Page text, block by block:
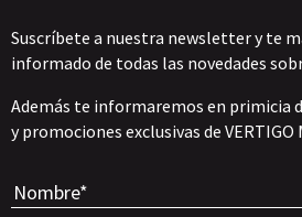
Suscríbete a nuestra newsletter y te
informado de todas las novedades
Además te informaremos en primicia
y promociones exclusivas de VERTIGO